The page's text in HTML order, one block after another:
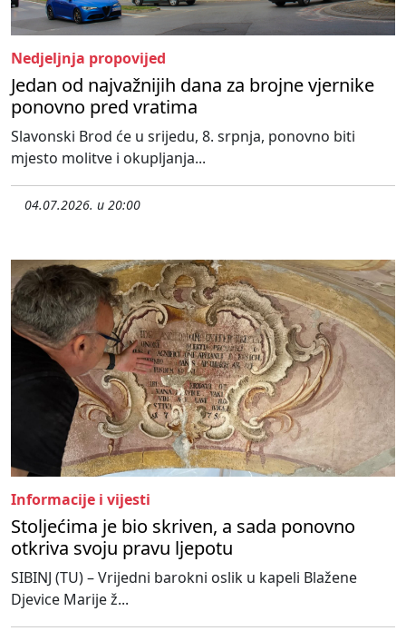
Nedjeljnja propovijed
Jedan od najvažnijih dana za brojne vjernike
ponovno pred vratima
Slavonski Brod će u srijedu, 8. srpnja, ponovno biti
mjesto molitve i okupljanja...
04.07.2026. u 20:00
Informacije i vijesti
Stoljećima je bio skriven, a sada ponovno
otkriva svoju pravu ljepotu
SIBINJ (TU) – Vrijedni barokni oslik u kapeli Blažene
Djevice Marije ž...